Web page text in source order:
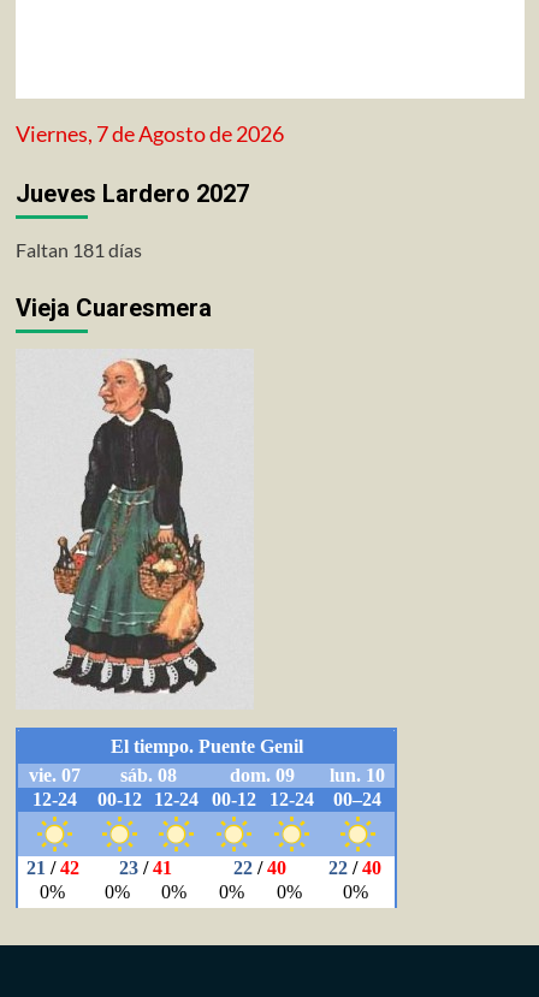
Viernes, 7 de Agosto de 2026
Jueves Lardero 2027
Faltan 181 días
Vieja Cuaresmera